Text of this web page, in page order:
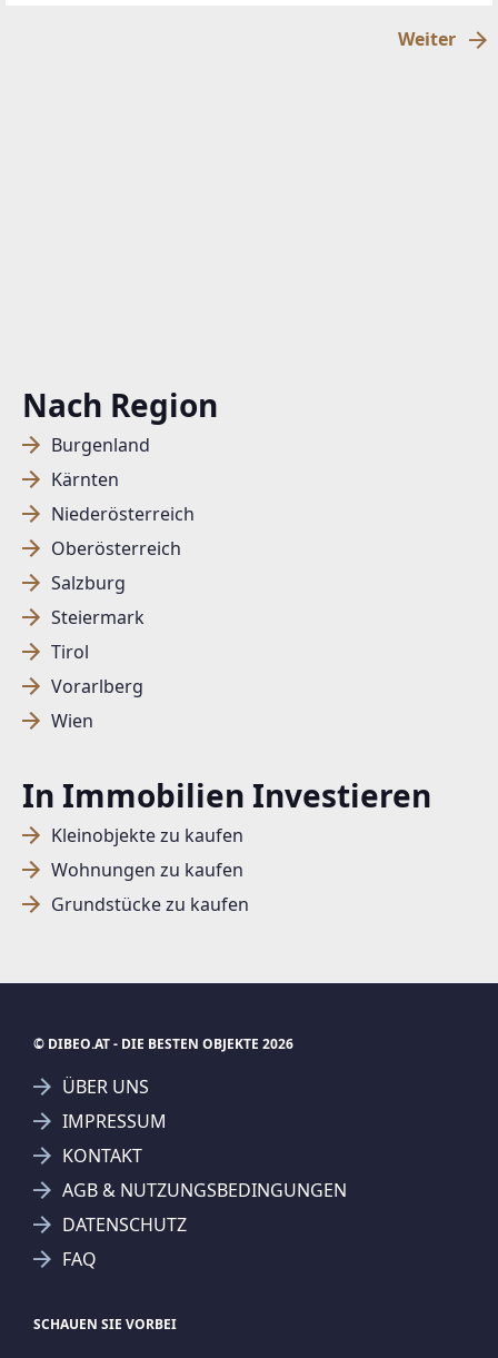
Nach Region
Burgenland
Kärnten
Niederösterreich
Oberösterreich
Salzburg
Steiermark
Tirol
Vorarlberg
Wien
In Immobilien Investieren
Kleinobjekte zu kaufen
Wohnungen zu kaufen
Grundstücke zu kaufen
SUCHAGENT ANLEGEN FÜR DIE
AKTUELLEN SUCHKRITERIEN
Ich stimme der Verarbeitung meiner Daten, wie
Weiter
© DIBEO.AT - DIE BESTEN OBJEKTE 2026
ÜBER UNS
IMPRESSUM
KONTAKT
AGB & NUTZUNGSBEDINGUNGEN
DATENSCHUTZ
FAQ
SCHAUEN SIE VORBEI